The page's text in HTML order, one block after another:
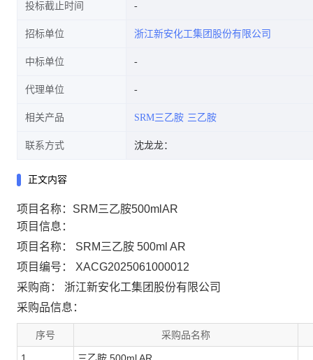
投标截止时间
招标单位 浙江新安化工集团股份有限公司
中标单位
代理单位
相关产品 SRM三乙胺 三乙胺
联系方式 沈龙龙：
正文内容
项目名称：SRM三乙胺500mlAR
项目信息：
项目名称： SRM三乙胺 500ml AR
项目编号： XACG2025061000012
采购商：
浙江新安化工集团股份有限公司
采购品信息：
序号 采购品名称